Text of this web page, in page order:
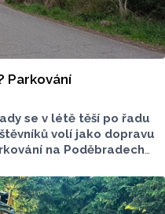
Parkování
se v létě těší po řadu
volí jako dopravu
na Poděbradech
stránka s názvem
parkovného, která